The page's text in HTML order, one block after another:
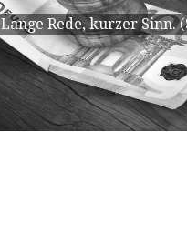
Lange Rede, kurzer Sinn.